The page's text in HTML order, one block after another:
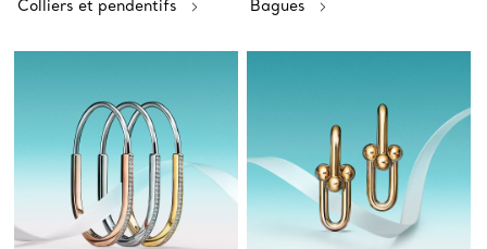
Colliers et pendentifs Bagues